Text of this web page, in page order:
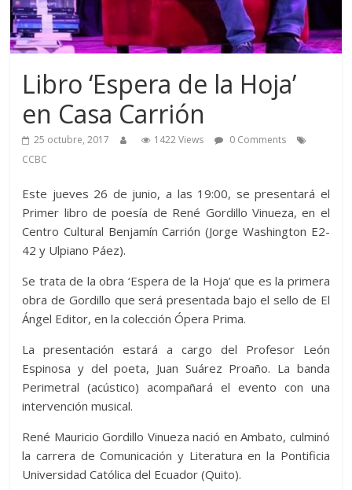
Libro ‘Espera de la Hoja’
en Casa Carrión
25 octubre, 2017 1422 Views
0 Comments
CCBC
Este jueves 26 de junio, a las 19:00, se presentará el
Primer libro de poesía de René Gordillo Vinueza, en el
Centro Cultural Benjamín Carrión (Jorge Washington E2-
42 y Ulpiano Páez).
Se trata de la obra ‘Espera de la Hoja’ que es la primera
obra de Gordillo que será presentada bajo el sello de El
Ángel Editor, en la colección Ópera Prima.
La presentación estará a cargo del Profesor León
Espinosa y del poeta, Juan Suárez Proaño. La banda
Perimetral (acústico) acompañará el evento con una
intervención musical.
René Mauricio Gordillo Vinueza nació en Ambato, culminó
la carrera de Comunicación y Literatura en la Pontificia
Universidad Católica del Ecuador (Quito).